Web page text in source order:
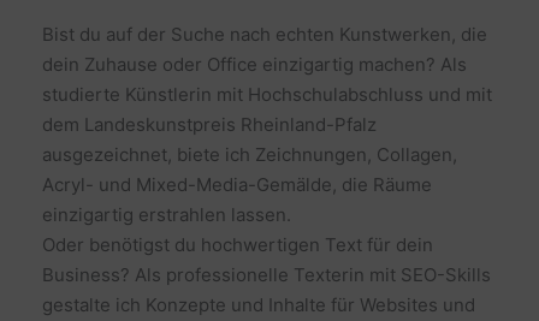
Bist du auf der Suche nach echten Kunstwerken, die
dein Zuhause oder Office einzigartig machen? Als
studierte Künstlerin mit Hochschulabschluss und mit
dem Landeskunstpreis Rheinland-Pfalz
ausgezeichnet, biete ich Zeichnungen, Collagen,
Acryl- und Mixed-Media-Gemälde, die Räume
einzigartig erstrahlen lassen.
Oder benötigst du hochwertigen Text für dein
Business? Als professionelle Texterin mit SEO-Skills
gestalte ich Konzepte und Inhalte für Websites und